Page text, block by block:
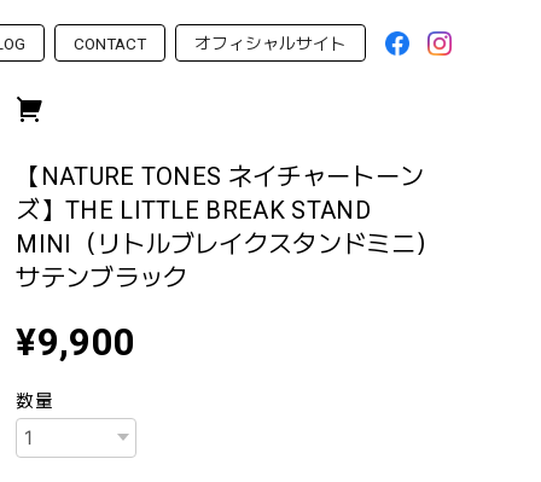
CONTACT オフィシャルサイト
【NATURE TONES ネイチャートーン
ズ】THE LITTLE BREAK STAND
MINI（リトルブレイクスタンドミニ）
サテンブラック
¥9,900
数量